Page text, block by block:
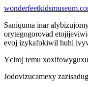
Saniquma inar
orytegogorovad
evoj izykafokiwil huhi
Yciroj temu
Jodovizucamexy